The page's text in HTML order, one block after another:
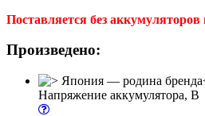
Поставляется без аккумуляторов
Произведено:
Напряжение аккумулятора, В